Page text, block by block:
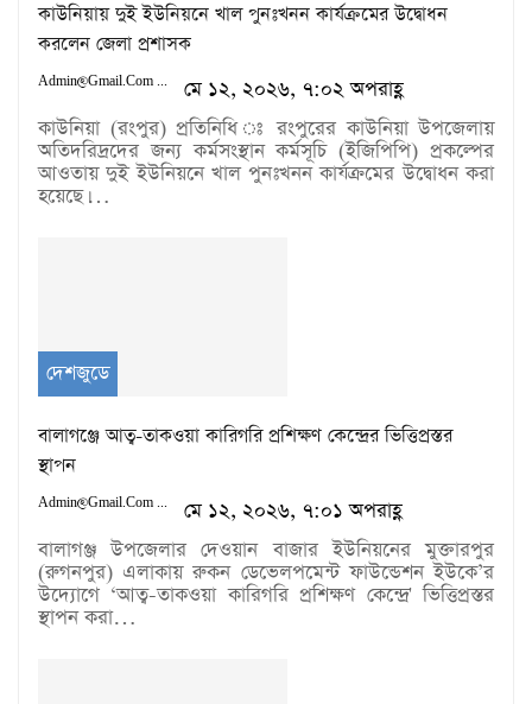
কাউনিয়ায় দুই ইউনিয়নে খাল পুনঃখনন কার্যক্রমের উদ্বোধন
করলেন জেলা প্রশাসক
Admin@gmail.com
মে ১২, ২০২৬, ৭:০২ অপরাহ্ণ
কাউনিয়া (রংপুর) প্রতিনিধি ঃ রংপুরের কাউনিয়া উপজেলায়
অতিদরিদ্রদের জন্য কর্মসংস্থান কর্মসূচি (ইজিপিপি) প্রকল্পের
আওতায় দুই ইউনিয়নে খাল পুনঃখনন কার্যক্রমের উদ্বোধন করা
হয়েছে।…
দেশজুডে
বালাগঞ্জে আত্ব-তাকওয়া কারিগরি প্রশিক্ষণ কেন্দ্রের ভিত্তিপ্রস্তর
স্থাপন
Admin@gmail.com
মে ১২, ২০২৬, ৭:০১ অপরাহ্ণ
বালাগঞ্জ উপজেলার দেওয়ান বাজার ইউনিয়নের মুক্তারপুর
(রুগনপুর) এলাকায় রুকন ডেভেলপমেন্ট ফাউন্ডেশন ইউকে’র
উদ্যোগে ‘আত্ব-তাকওয়া কারিগরি প্রশিক্ষণ কেন্দ্রে' ভিত্তিপ্রস্তর
স্থাপন করা…